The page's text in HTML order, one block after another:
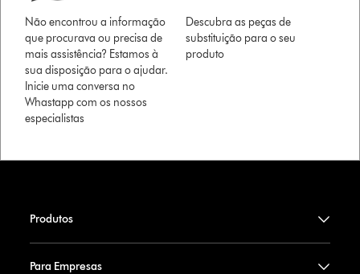
Não encontrou a informação
que procurava ou precisa de
mais assistência? Estamos à
sua disposição para o ajudar.
Inicie uma conversa no
Whastapp com os nossos
especialistas
Descubra as peças de
substituição para o seu
produto
Produtos
Para Empresas